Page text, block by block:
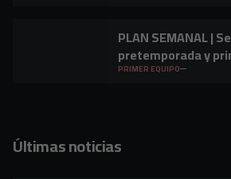
PLAN SEMANAL |
pretemporada y
vista
PRIMER EQUIPO
Últimas noticias